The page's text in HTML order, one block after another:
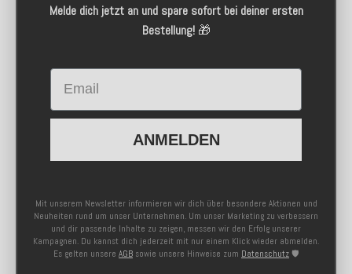
Melde dich jetzt an und spare sofort bei deiner ersten
Bestellung!🎁
Email
ANMELDEN
Mit unserem Newsletter informieren wir dich über besondere Aktionen und
Neuheiten rund um unser Unternehmen. Um unser Marketing zu verbessern
und dir passende Inhalte zu zeigen, messen wir den Erfolg unserer
Kampagnen. Du kannst dich jederzeit mit nur einem Klick wieder abmelden.
Es gelten unsere AGB sowie unsere Hinweise zum Datenschutz 🛡️